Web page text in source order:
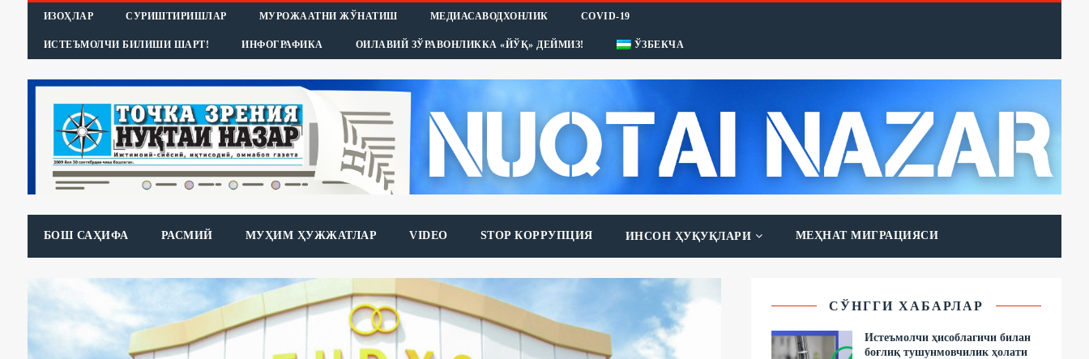
ИЗОҲЛАР СУРИШТИРИШЛАР МУРОЖААТНИ ЖЎНАТИШ МЕДИАСАВОДХОНЛИК COVID-19
ИСТЕЪМОЛЧИ БИЛИШИ ШАРТ! ИНФОГРАФИКА ОИЛАВИЙ ЗЎРАВОНЛИККА «ЙЎҚ» ДЕЙМИЗ! ЎЗБЕКЧА
БОШ САҲИФА РАСМИЙ МУҲИМ ҲУЖЖАТЛАР VIDEO STOP КОРРУПЦИЯ ИНСОН ҲУҚУҚЛАРИ МЕҲНАТ МИГРАЦИЯСИ
СЎНГГИ ХАБАРЛАР
Истеъмолчи ҳисоблагичи билан
боғлиқ тушунмовчилик ҳолати